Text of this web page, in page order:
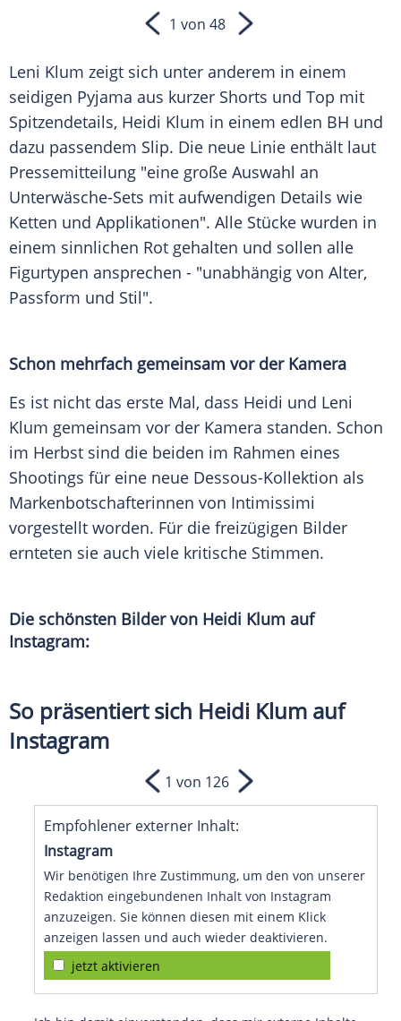
1 von 48
Leni Klum zeigt sich unter anderem in einem
seidigen Pyjama aus kurzer Shorts und Top mit
Spitzendetails, Heidi Klum in einem edlen BH und
dazu passendem Slip. Die neue Linie enthält laut
Pressemitteilung "eine große Auswahl an
Unterwäsche-Sets mit aufwendigen Details wie
Ketten und Applikationen". Alle Stücke wurden in
einem sinnlichen Rot gehalten und sollen alle
Figurtypen ansprechen - "unabhängig von Alter,
Passform und Stil".
Schon mehrfach gemeinsam vor der Kamera
Es ist nicht das erste Mal, dass Heidi und Leni
Klum gemeinsam vor der Kamera standen. Schon
im Herbst sind die beiden im Rahmen eines
Shootings für eine neue Dessous-Kollektion als
Markenbotschafterinnen von Intimissimi
vorgestellt worden. Für die freizügigen Bilder
ernteten sie auch viele kritische Stimmen.
Die schönsten Bilder von Heidi Klum auf
Instagram:
So präsentiert sich Heidi Klum auf
Instagram
Empfohlener externer Inhalt:
Instagram
Wir benötigen Ihre Zustimmung, um den von unserer
Redaktion eingebundenen Inhalt von Instagram
anzuzeigen. Sie können diesen mit einem Klick
anzeigen lassen und auch wieder deaktivieren.
jetzt aktivieren
1 von 126